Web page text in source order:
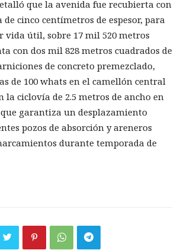
que la avenida fue recubierta con
cinco centímetros de espesor, para
vida útil, sobre 17 mil 520 metros
con dos mil 828 metros cuadrados de
de concreto premezclado,
de 100 whats en el camellón central
la ciclovía de 2.5 metros de ancho en
garantiza un desplazamiento
pozos de absorción y areneros
durante temporada de